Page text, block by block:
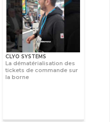
CLYO SYSTEMS
La dématérialisation des
tickets de commande sur
la borne